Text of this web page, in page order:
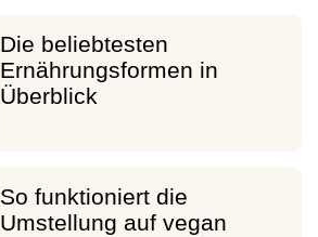
Die beliebtesten
Ernährungsformen in
Überblick
So funktioniert die
Umstellung auf vegan